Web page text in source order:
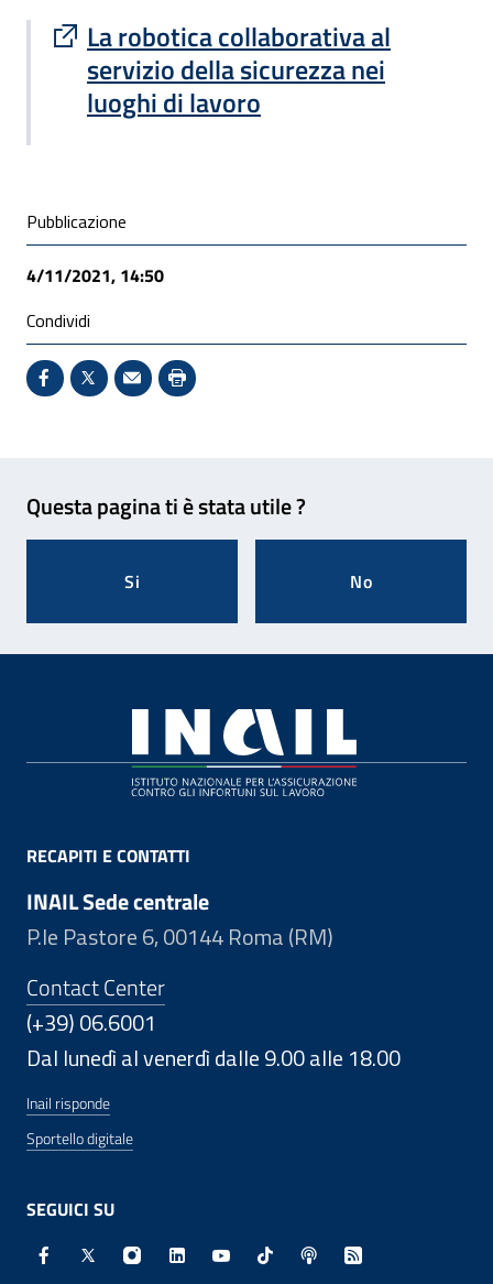
La robotica collaborativa al
servizio della sicurezza nei
luoghi di lavoro
Sito esterno : apre una nuova finestra
Condivisione social
Pubblicazione
4/11/2021, 14:50
Condividi
Condividi su Facebook - Sito esterno - Apertura in
X - Sito esterno - Apertura in nuova finestra
Invio Mail: apre il programma di posta
Stampa pagina: scelta meno
Questa pagina ti è stata utile ?
Si No
RECAPITI E CONTATTI
INAIL Sede centrale
P.le Pastore 6, 00144 Roma (RM)
Contact Center
(+39) 06.6001
Dal lunedì al venerdì dalle 9.00 alle 18.00
Inail risponde
Sportello digitale
SEGUICI SU
Facebook - Sito esterno - Apertura in nuova finestra
X - Sito esterno - Apertura in nuova finestra
Instagram - Sito esterno - Apertura in
Linkedin - Sito esterno - Apertura in
Youtube - Sito esterno -
TikTok - Sito esterno -
Spreaker - Sito
Feed RSS -